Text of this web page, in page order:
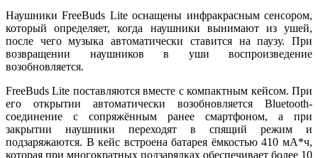
Наушники FreeBuds Lite оснащены инфракрасным сенсором,
который определяет, когда наушники вынимают из ушей,
после чего музыка автоматически ставится на паузу. При
возвращении наушников в уши воспроизведение
возобновляется.
FreeBuds Lite поставляются вместе с компактным кейсом. При
его открытии автоматически возобновляется Bluetooth-
соединение с сопряжённым ранее смартфоном, а при
закрытии наушники переходят в спящий режим и
подзаряжаются. В кейс встроена батарея ёмкостью 410 мА*ч,
которая при многократных подзарядках обеспечивает более 10